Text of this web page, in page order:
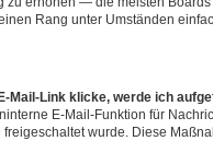
Rang unter Umständen
Mail-Link klicke, werde ich
E-Mail-Funktion für
wurde. Diese